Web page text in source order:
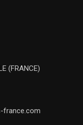
(FRANCE)
france.com